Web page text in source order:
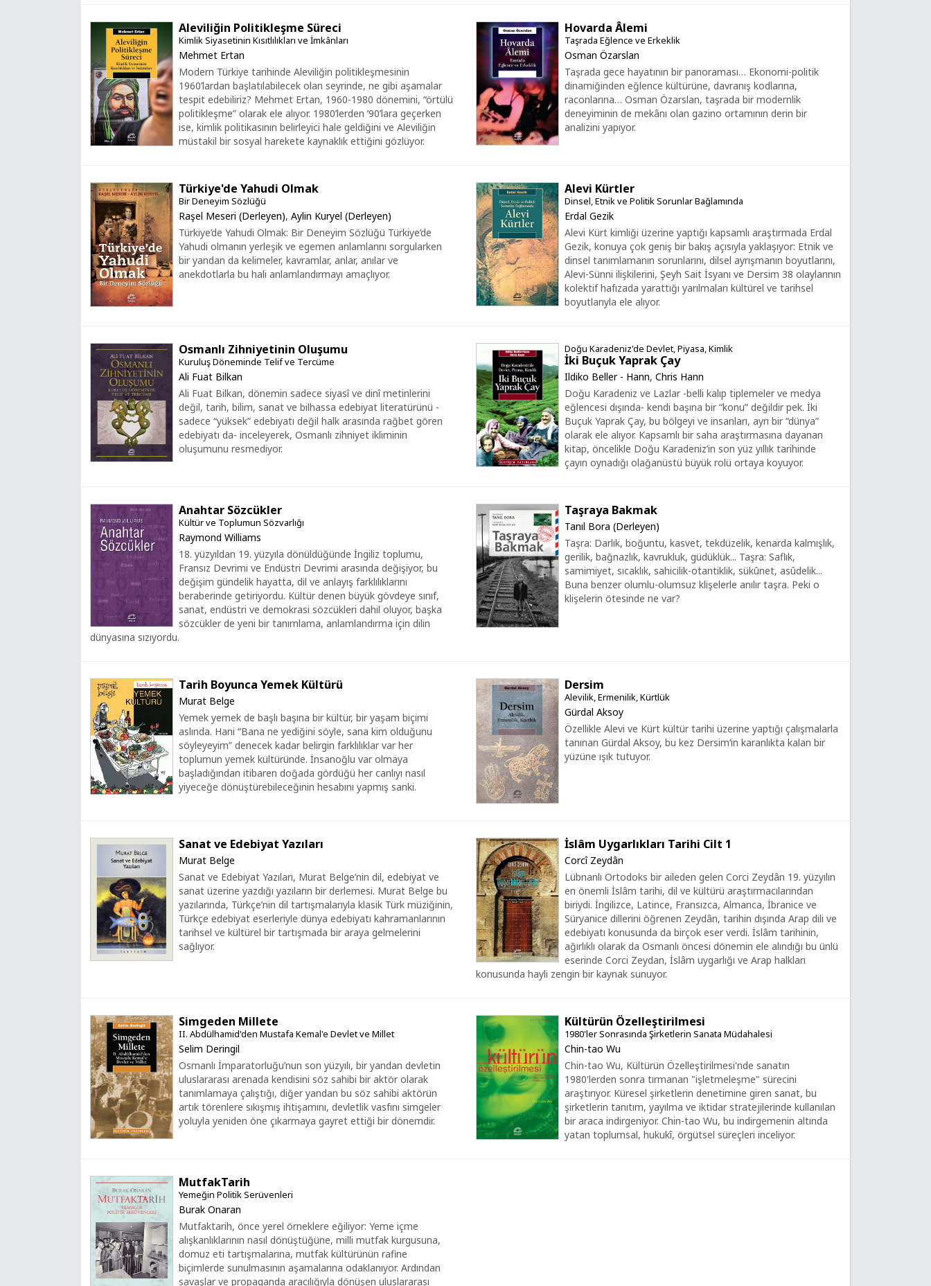
Aleviliğin Politikleşme Süreci
Kimlik Siyasetinin Kısıtlılıkları ve İmkânları
Mehmet Ertan
Modern Türkiye tarihinde Aleviliğin politikleşmesinin
1960’lardan başlatılabilecek olan seyrinde, ne gibi aşamalar
tespit edebiliriz? Mehmet Ertan, 1960-1980 dönemini, “örtülü
politikleşme” olarak ele alıyor. 1980’lerden ’90’lara geçerken
ise, kimlik politikasının belirleyici hale geldiğini ve Aleviliğin
müstakil bir sosyal harekete kaynaklık ettiğini gözlüyor.
Hovarda Âlemi
Taşrada Eğlence ve Erkeklik
Osman Özarslan
Taşrada gece hayatının bir panoraması… Ekonomi-politik
dinamiğinden eğlence kültürüne, davranış kodlarına,
raconlarına… Osman Özarslan, taşrada bir modernlik
deneyiminin de mekânı olan gazino ortamının derin bir
analizini yapıyor.
Türkiye'de Yahudi Olmak
Bir Deneyim Sözlüğü
Raşel Meseri (Derleyen), Aylin Kuryel (Derleyen)
Türkiye’de Yahudi Olmak: Bir Deneyim Sözlüğü Türkiye’de
Yahudi olmanın yerleşik ve egemen anlamlarını sorgularken
bir yandan da kelimeler, kavramlar, anlar, anılar ve
anekdotlarla bu hali anlamlandırmayı amaçlıyor.
Alevi Kürtler
Dinsel, Etnik ve Politik Sorunlar Bağlamında
Erdal Gezik
Alevi Kürt kimliği üzerine yaptığı kapsamlı araştırmada Erdal
Gezik, konuya çok geniş bir bakış açısıyla yaklaşıyor: Etnik ve
dinsel tanımlamanın sorunlarını, dilsel ayrışmanın boyutlarını,
Alevi-Sünni ilişkilerini, Şeyh Sait İsyanı ve Dersim 38 olaylarının
kolektif hafızada yarattığı yarılmaları kültürel ve tarihsel
boyutlarıyla ele alıyor.
Osmanlı Zihniyetinin Oluşumu
Kuruluş Döneminde Telif ve Tercüme
Ali Fuat Bilkan
Ali Fuat Bilkan, dönemin sadece siyasî ve dinî metinlerini
değil, tarih, bilim, sanat ve bilhassa edebiyat literatürünü -
sadece “yüksek” edebiyatı değil halk arasında rağbet gören
edebiyatı da- inceleyerek, Osmanlı zihniyet ikliminin
oluşumunu resmediyor.
Doğu Karadeniz'de Devlet, Piyasa, Kimlik
İki Buçuk Yaprak Çay
Ildiko Beller - Hann, Chris Hann
Doğu Karadeniz ve Lazlar -belli kalıp tiplemeler ve medya
eğlencesi dışında- kendi başına bir “konu” değildir pek. İki
Buçuk Yaprak Çay, bu bölgeyi ve insanları, ayrı bir “dünya”
olarak ele alıyor. Kapsamlı bir saha araştırmasına dayanan
kitap, öncelikle Doğu Karadeniz’in son yüz yıllık tarihinde
çayın oynadığı olağanüstü büyük rolü ortaya koyuyor.
Anahtar Sözcükler
Kültür ve Toplumun Sözvarlığı
Raymond Williams
18. yüzyıldan 19. yüzyıla dönüldüğünde İngiliz toplumu,
Fransız Devrimi ve Endüstri Devrimi arasında değişiyor, bu
değişim gündelik hayatta, dil ve anlayış farklılıklarını
beraberinde getiriyordu. Kültür denen büyük gövdeye sınıf,
sanat, endüstri ve demokrasi sözcükleri dahil oluyor, başka
sözcükler de yeni bir tanımlama, anlamlandırma için dilin
dünyasına sızıyordu.
Taşraya Bakmak
Tanıl Bora (Derleyen)
Taşra: Darlık, boğuntu, kasvet, tekdüzelik, kenarda kalmışlık,
gerilik, bağnazlık, kavrukluk, güdüklük... Taşra: Saflık,
samimiyet, sıcaklık, sahicilik-otantiklik, sükûnet, asûdelik...
Buna benzer olumlu-olumsuz klişelerle anılır taşra. Peki o
klişelerin ötesinde ne var?
Tarih Boyunca Yemek Kültürü
Murat Belge
Yemek yemek de başlı başına bir kültür, bir yaşam biçimi
aslında. Hani “Bana ne yediğini söyle, sana kim olduğunu
söyleyeyim” denecek kadar belirgin farklılıklar var her
toplumun yemek kültüründe. İnsanoğlu var olmaya
başladığından itibaren doğada gördüğü her canlıyı nasıl
yiyeceğe dönüştürebileceğinin hesabını yapmış sanki.
Dersim
Alevilik, Ermenilik, Kürtlük
Gürdal Aksoy
Özellikle Alevi ve Kürt kültür tarihi üzerine yaptığı çalışmalarla
tanınan Gürdal Aksoy, bu kez Dersim’in karanlıkta kalan bir
yüzüne ışık tutuyor.
Sanat ve Edebiyat Yazıları
Murat Belge
Sanat ve Edebiyat Yazıları, Murat Belge’nin dil, edebiyat ve
sanat üzerine yazdığı yazıların bir derlemesi. Murat Belge bu
yazılarında, Türkçe’nin dil tartışmalarıyla klasik Türk müziğinin,
Türkçe edebiyat eserleriyle dünya edebiyatı kahramanlarının
tarihsel ve kültürel bir tartışmada bir araya gelmelerini
sağlıyor.
İslâm Uygarlıkları Tarihi Cilt 1
Corcî Zeydân
Lübnanlı Ortodoks bir aileden gelen Corci Zeydân 19. yüzyılın
en önemli İslâm tarihi, dil ve kültürü araştırmacılarından
biriydi. İngilizce, Latince, Fransızca, Almanca, İbranice ve
Süryanice dillerini öğrenen Zeydân, tarihin dışında Arap dili ve
edebiyatı konusunda da birçok eser verdi. İslâm tarihinin,
ağırlıklı olarak da Osmanlı öncesi dönemin ele alındığı bu ünlü
eserinde Corci Zeydan, İslâm uygarlığı ve Arap halkları
konusunda hayli zengin bir kaynak sunuyor.
Simgeden Millete
II. Abdülhamid'den Mustafa Kemal'e Devlet ve Millet
Selim Deringil
Osmanlı İmparatorluğu’nun son yüzyılı, bir yandan devletin
uluslararası arenada kendisini söz sahibi bir aktör olarak
tanımlamaya çalıştığı, diğer yandan bu söz sahibi aktörün
artık törenlere sıkışmış ihtişamını, devletlik vasfını simgeler
yoluyla yeniden öne çıkarmaya gayret ettiği bir dönemdir.
Kültürün Özelleştirilmesi
1980'ler Sonrasında Şirketlerin Sanata Müdahalesi
Chin-tao Wu
Chin-tao Wu, Kültürün Özelleştirilmesi'nde sanatın
1980'lerden sonra tırmanan "işletmeleşme" sürecini
araştırıyor. Küresel şirketlerin denetimine giren sanat, bu
şirketlerin tanıtım, yayılma ve iktidar stratejilerinde kullanılan
bir araca indirgeniyor. Chin-tao Wu, bu indirgemenin altında
yatan toplumsal, hukukî, örgütsel süreçleri inceliyor.
MutfakTarih
Yemeğin Politik Serüvenleri
Burak Onaran
Mutfaktarih, önce yerel örneklere eğiliyor: Yeme içme
alışkanlıklarının nasıl dönüştüğüne, milli mutfak kurgusuna,
domuz eti tartışmalarına, mutfak kültürünün rafine
biçimlerde sunulmasının aşamalarına odaklanıyor. Ardından
savaşlar ve propaganda aracılığıyla dönüşen uluslararası